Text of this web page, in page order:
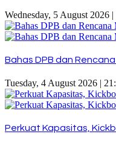
Wednesday, 5 August 2026 |
Bahas DPB dan
Tuesday, 4 August 2026 |
Perkuat Kapasitas,